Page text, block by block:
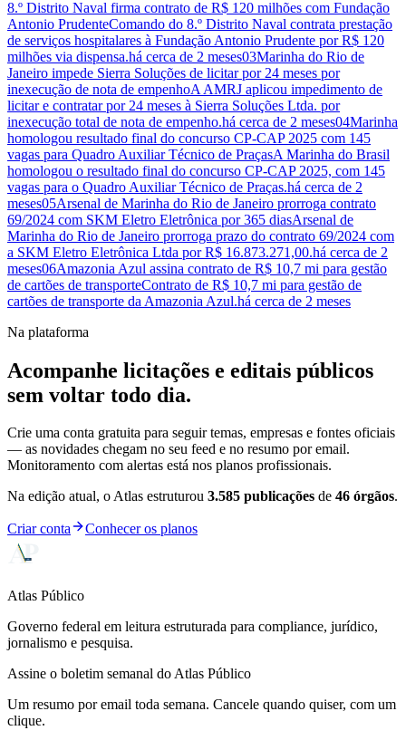
8.º Distrito Naval firma contrato de R$ 120 milhões com Fundação
Antonio PrudenteComando do 8.º Distrito Naval contrata prestação
de serviços hospitalares à Fundação Antonio Prudente por R$ 120
milhões via dispensa.há cerca de 2 meses03Marinha do Rio de
Janeiro impede Sierra Soluções de licitar por 24 meses por
inexecução de nota de empenhoA AMRJ aplicou impedimento de
licitar e contratar por 24 meses à Sierra Soluções Ltda. por
inexecução total de nota de empenho.há cerca de 2 meses04Marinha
homologou resultado final do concurso CP‑CAP 2025 com 145
vagas para Quadro Auxiliar Técnico de PraçasA Marinha do Brasil
homologou o resultado final do concurso CP‑CAP 2025, com 145
vagas para o Quadro Auxiliar Técnico de Praças.há cerca de 2
meses05Arsenal de Marinha do Rio de Janeiro prorroga contrato
69/2024 com SKM Eletro Eletrônica por 365 diasArsenal de
Marinha do Rio de Janeiro prorroga prazo do contrato 69/2024 com
a SKM Eletro Eletrônica Ltda por R$ 16.873.271,00.há cerca de 2
meses06Amazonia Azul assina contrato de R$ 10,7 mi para gestão
de cartões de transporteContrato de R$ 10,7 mi para gestão de
cartões de transporte da Amazonia Azul.há cerca de 2 meses
Na plataforma
Acompanhe licitações e editais públicos
sem voltar todo dia.
Crie uma conta gratuita para seguir temas, empresas e fontes oficiais
— as novidades chegam no seu feed e no resumo por email.
Monitoramento com alertas está nos planos profissionais.
Na edição atual, o Atlas estruturou 3.585 publicações de 46 órgãos.
Criar conta Conhecer os planos
Atlas Público
Governo federal em leitura estruturada para compliance, jurídico,
jornalismo e pesquisa.
Assine o boletim semanal do Atlas Público
Um resumo por email toda semana. Cancele quando quiser, com um
clique.